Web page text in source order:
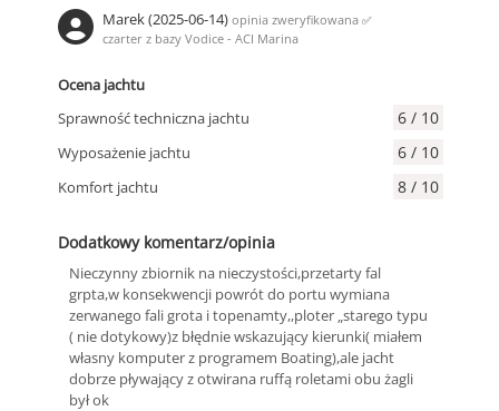
Marek (2025-06-14) opinia zweryfikowana ✅
czarter z bazy Vodice - ACI Marina
Ocena jachtu
Sprawność techniczna jachtu
6 / 10
Wyposażenie jachtu 6 / 10
Komfort jachtu 8 / 10
Dodatkowy komentarz/opinia
Nieczynny zbiornik na nieczystości,przetarty fal
grpta,w konsekwencji powrót do portu wymiana
zerwanego fali grota i topenamty,,ploter „starego typu
( nie dotykowy)z błędnie wskazujący kierunki( miałem
własny komputer z programem Boating),ale jacht
dobrze pływający z otwirana ruffą roletami obu żagli
był ok